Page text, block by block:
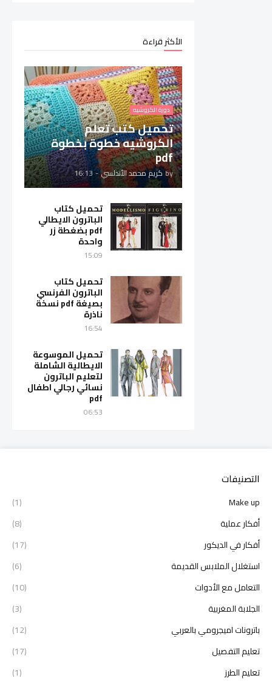
الأكثر قراءة
دورة الكروشيه
تحميل كتب تعلم
الكروشيه خطوة بخطوة
pdf
byكريم محمد الأندلسي-
16:13
تحميل كتاب
الباترون الايطالي
pdf بضغطة زر
واحدة
15:09
تحميل كتاب
الباترون الفرنسي
بصيغة pdf نسخة
ناذرة
16:54
تحميل الموسوعة
الايطالية الشاملة
لتعليم الباترون
نسائي رجالي اطفال
pdf
06:53
التصنيفات
Make up
(1)
أفكار عملية
(8)
أفكار في الديكور
(17)
استغلال الملابس القديمة
(6)
التعامل مع الأدوات
(10)
الجلابة المغربية
(3)
باترونات اميجرومي بالعربي
(12)
تعليم التفصيل
(17)
تعليم الطرز
(1)